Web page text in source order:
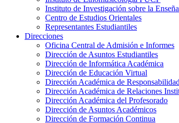
Instituto de Investigación sobre la
Centro de Estudios Orientales
Representantes Estudiantiles
Direcciones
Oficina Central de Admisión e Informes
Dirección de Asuntos Estudiantiles
Dirección de Informática Académica
Dirección de Educación Virtual
Dirección Académica de
Dirección Académica de Relaciones
Dirección Académica del Profesorado
Dirección de Asuntos Académicos
Dirección de Formación Continua